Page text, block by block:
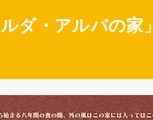
ダ・アルバの家」